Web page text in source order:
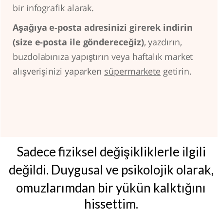
bir infografik alarak.
Aşağıya e-posta adresinizi girerek indirin
(size e-posta ile göndereceğiz), yazdırın,
buzdolabınıza yapıştırın veya haftalık market
alışverişinizi yaparken süpermarkete getirin.
Sadece fiziksel değişikliklerle ilgili
değildi. Duygusal ve psikolojik olarak,
omuzlarımdan bir yükün kalktığını
hissettim.